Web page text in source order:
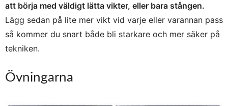
att börja med väldigt lätta vikter, eller bara stången.
Lägg sedan på lite mer vikt vid varje eller varannan pass
så kommer du snart både bli starkare och mer säker på
tekniken.
Övningarna